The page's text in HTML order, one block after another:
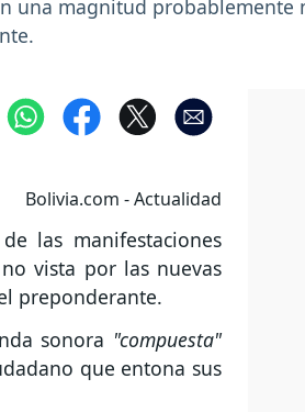
una magnitud probablemente
Bolivia.com - Actualidad
las manifestaciones
vista por las nuevas
preponderante.
sonora "compuesta"
que entona sus